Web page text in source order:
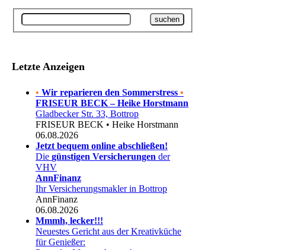
Letzte Anzeigen
• Wir reparieren den Sommerstress •
FRISEUR BECK – Heike Horstmann
Gladbecker Str. 33, Bottrop
FRISEUR BECK • Heike Horstmann
06.08.2026
Jetzt bequem online abschließen!
Die günstigen Versicherungen der
VHV
AnnFinanz
Ihr Versicherungsmakler in Bottrop
AnnFinanz
06.08.2026
Mmmh, lecker!!!
Neuestes Gericht aus der Kreativküche
für Genießer: